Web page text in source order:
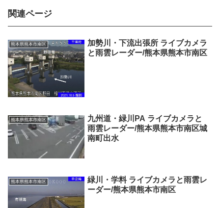
関連ページ
熊本県熊本市南区
加勢川・下流出張所 ライブカメラ
と雨雲レーダー/熊本県熊本市南区
熊本県熊本市南区
九州道・緑川PA ライブカメラと
雨雲レーダー/熊本県熊本市南区城
南町出水
熊本県熊本市南区
緑川・学料 ライブカメラと雨雲レ
ーダー/熊本県熊本市南区